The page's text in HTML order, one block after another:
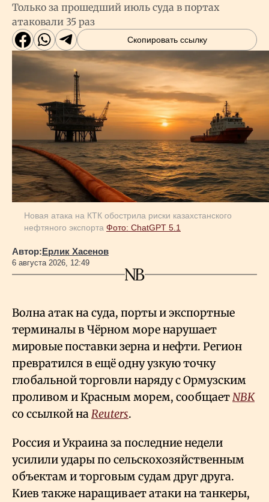
Только за прошедший июль суда в портах
атаковали 35 раз
Скопировать ссылку
Новая атака на КТК обострила риски казахстанского
нефтяного экспорта Фото: ChatGPT 5.1
Автор:Ерлик Хасенов
6 августа 2026, 12:49
Волна атак на суда, порты и экспортные
терминалы в Чёрном море нарушает
мировые поставки зерна и нефти. Регион
превратился в ещё одну узкую точку
глобальной торговли наряду с Ормузским
проливом и Красным морем, сообщаетNBK
со ссылкой наReuters.
Россия и Украина за последние недели
усилили удары по сельскохозяйственным
объектам и торговым судам друг друга.
Киев также наращивает атаки на танкеры,